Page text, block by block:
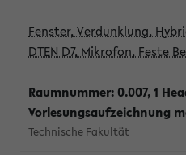
Fenster, Verdunklung,
DTEN D7, Mikrofon, Feste
Raumnummer: 0.007, 1
Vorlesungsaufzeichnung
Technische Fakultät